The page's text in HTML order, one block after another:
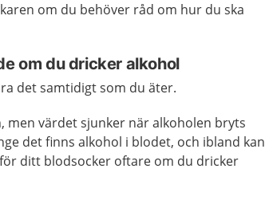
om du behöver råd om hur du ska
om du dricker alkohol
det samtidigt som du äter.
värdet sjunker när alkoholen bryts
det finns alkohol i blodet, och ibland kan
ditt blodsocker oftare om du dricker